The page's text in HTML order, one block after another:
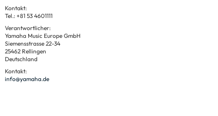
Kontakt:
Tel.: +81 53 4601111
Verantwortlicher:
Yamaha Music Europe GmbH
Siemensstrasse 22-34
25462 Rellingen
Deutschland
Kontakt:
info@yamaha.de